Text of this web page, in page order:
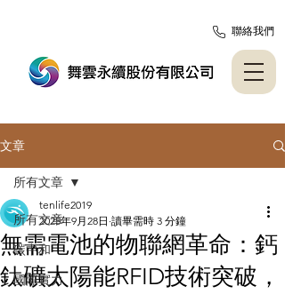
聯絡我們
文章
所有文章
碳中和
國際實力
所有文章
無需電池的物聯網革命：鈣
鈦礦太陽能RFID技術突破，
tenlife2019
2025年9月28日 讀畢需時 3 分鐘